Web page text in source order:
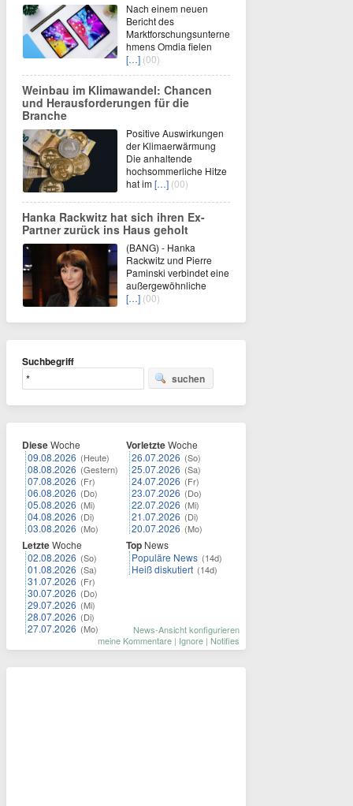
Nach einem neuen
Bericht des
Marktforschungsunterne
hmens Omdia fielen
[…] (00)
Weinbau im Klimawandel: Chancen
und Herausforderungen für die
Branche
Positive Auswirkungen
der Klimaerwärmung
Die anhaltende
hochsommerliche Hitze
hat im[…] (00)
Hanka Rackwitz hat sich ihren Ex-
Partner zurück ins Haus geholt
(BANG) - Hanka
Rackwitz und Pierre
Paminski verbindet eine
außergewöhnliche
[…] (00)
Suchbegriff
suchen
DieseWoche
09.08.2026 (Heute)
08.08.2026 (Gestern)
07.08.2026 (Fr)
06.08.2026 (Do)
05.08.2026 (Mi)
04.08.2026 (Di)
03.08.2026 (Mo)
LetzteWoche
02.08.2026 (So)
01.08.2026 (Sa)
31.07.2026 (Fr)
30.07.2026 (Do)
29.07.2026 (Mi)
28.07.2026 (Di)
27.07.2026 (Mo)
VorletzteWoche
26.07.2026 (So)
25.07.2026 (Sa)
24.07.2026 (Fr)
23.07.2026 (Do)
22.07.2026 (Mi)
21.07.2026 (Di)
20.07.2026 (Mo)
Top News
Populäre News (14d)
Heiß diskutiert (14d)
News-Ansicht konfigurieren
meine Kommentare | Ignore | Notifies